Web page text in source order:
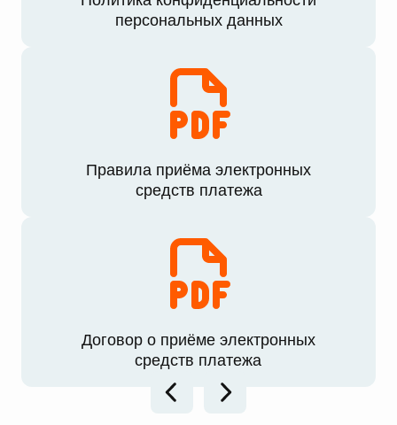
персональных данных
Правила приёма электронных
средств платежа
Договор о приёме электронных
средств платежа